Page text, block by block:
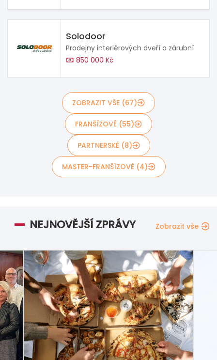
Solodoor
Prodejny interiérových dveří a zárubní
850 000 Kč
ZOBRAZIT VŠE (67)
FRANŠÍZOVÉ (55)
PARTNERSKÉ (8)
MASTER-FRANŠÍZOVÉ (4)
NEJNOVĚJŠÍ ZPRÁVY Zobrazit vše